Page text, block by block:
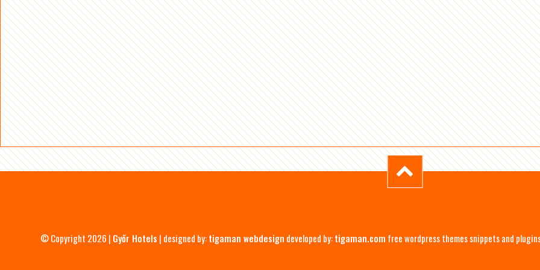
© Copyright 2026 | Győr Hotels | designed by:tigaman webdesign developed by:tigaman.com free wordpress themes snippets and